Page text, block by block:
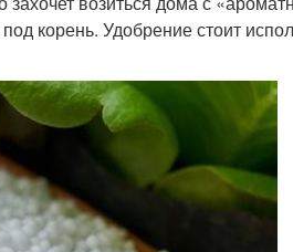
корень. Удобрение стоит